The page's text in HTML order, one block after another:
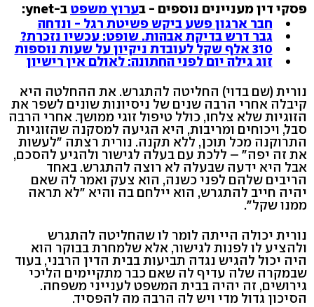
פסקי דין מעניינים נוספים - בערוץ משפט ב-ynet:
חבר ארגון פשע ביקש פשיטת רגל - ונדחה
גבר דרש בדיקת אבהות. שופט: עכשיו נזכרת?
310 אלף שקל לעובדת ניקיון על שעות נוספות
זוג גילה יום לפני החתונה: לאולם אין רישיון
נורית (שם בדוי) החליטה להתגרש. את ההחלטה היא
קיבלה אחרי הרבה שנים של ניסיונות שונים לשפר את
הזוגיות שלא צלחו, כולל טיפול זוגי ממושך. אחרי הרבה
סבל, ויכוחים ומריבות, היא הגיעה למסקנה שהזוגיות
התרוקנה מכל תוכן, ללא תקנה. נורית רצתה "לעשות
את זה יפה" – ללכת עם בעלה לגישור ולהגיע להסכם,
אבל היא ידעה שבעלה לא רוצה להתגרש. באחד
הריבים שלהם לפני כשנה, הוא צעק ואמר לה שאם
יהיה חייב להתגרש, הוא יילחם בה והיא "לא תראה
ממנו שקל".
נורית יכולה הייתה לומר לו שהחליטה להתגרש
ולהציע לו לפנות לגישור, אלא שלמחרת בבוקר הוא
היה יכול להגיש נגדה תביעות בבית הדין הרבני, בעוד
שבמקרה שלה עדיף לה שאם כבר מתקיימים הליכי
גירושים, זה יהיה בבית המשפט לענייני משפחה.
הסיכון גדול מדי ויש לה הרבה מה להפסיד.